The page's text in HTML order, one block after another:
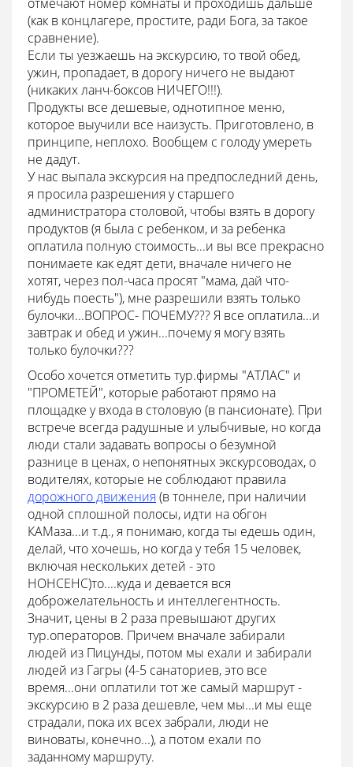
(как в концлагере, простите, ради Бога, за такое
сравнение).
Если ты уезжаешь на экскурсию, то твой обед,
ужин, пропадает, в дорогу ничего не выдают
(никаких ланч-боксов НИЧЕГО!!!).
Продукты все дешевые, однотипное меню,
которое выучили все наизусть. Приготовлено, в
принципе, неплохо. Вообщем с голоду умереть
не дадут.
У нас выпала экскурсия на предпоследний день,
я просила разрешения у старшего
администратора столовой, чтобы взять в дорогу
продуктов (я была с ребенком, и за ребенка
оплатила полную стоимость...и вы все прекрасно
понимаете как едят дети, вначале ничего не
хотят, через пол-часа просят "мама, дай что-
нибудь поесть"), мне разрешили взять только
булочки...ВОПРОС- ПОЧЕМУ??? Я все оплатила...и
завтрак и обед и ужин...почему я могу взять
только булочки???
Особо хочется отметить тур.фирмы "АТЛАС" и
"ПРОМЕТЕЙ", которые работают прямо на
площадке у входа в столовую (в пансионате). При
встрече всегда радушные и улыбчивые, но когда
люди стали задавать вопросы о безумной
разнице в ценах, о непонятных экскурсоводах, о
водителях, которые не соблюдают правила
дорожного движения (в тоннеле, при наличии
одной сплошной полосы, идти на обгон
КАМаза...и т.д., я понимаю, когда ты едешь один,
делай, что хочешь, но когда у тебя 15 человек,
включая нескольких детей - это
НОНСЕНС)то....куда и девается вся
доброжелательность и интеллегентность.
Значит, цены в 2 раза превышают других
тур.операторов. Причем вначале забирали
людей из Пицунды, потом мы ехали и забирали
людей из Гагры (4-5 санаториев, это все
время...они оплатили тот же самый маршрут -
экскурсию в 2 раза дешевле, чем мы...и мы еще
страдали, пока их всех забрали, люди не
виноваты, конечно...), а потом ехали по
заданному маршруту.